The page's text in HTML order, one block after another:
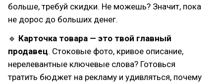
больше, требуй скидки. Не можешь? Значит, пока
не дорос до больших денег.
🔹 Карточка товара — это твой главный
продавец. Стоковые фото, кривое описание,
нерелевантные ключевые слова? Готовься
тратить бюджет на рекламу и удивляться, почему